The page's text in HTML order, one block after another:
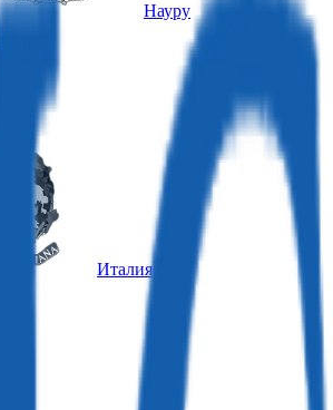
Науру
Италия